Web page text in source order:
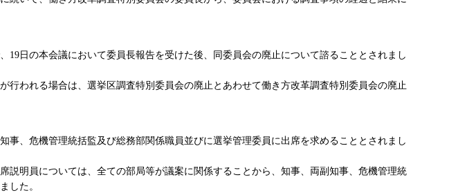
19日の本会議において委員長報告を受けた後、同委員会の廃止について諮ることとされまし
われる場合は、選挙区調査特別委員会の廃止とあわせて働き方改革調査特別委員会の廃止
事、危機管理統括監及び総務部関係職員並びに選挙管理委員に出席を求めることとされまし
説明員については、全ての部局等が議案に関係することから、知事、両副知事、危機管理統
した。